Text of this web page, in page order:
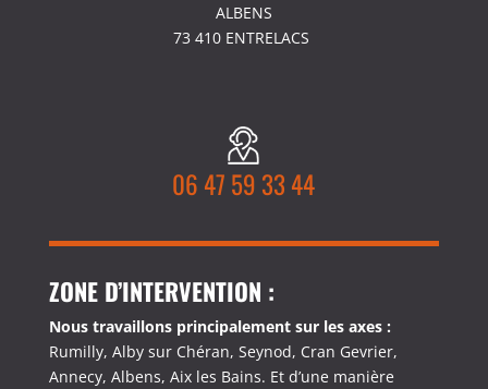
ALBENS
73 410 ENTRELACS
06 47 59 33 44
ZONE D’INTERVENTION :
Nous travaillons principalement sur les axes :
Rumilly, Alby sur Chéran, Seynod, Cran Gevrier,
Annecy, Albens, Aix les Bains. Et d’une manière